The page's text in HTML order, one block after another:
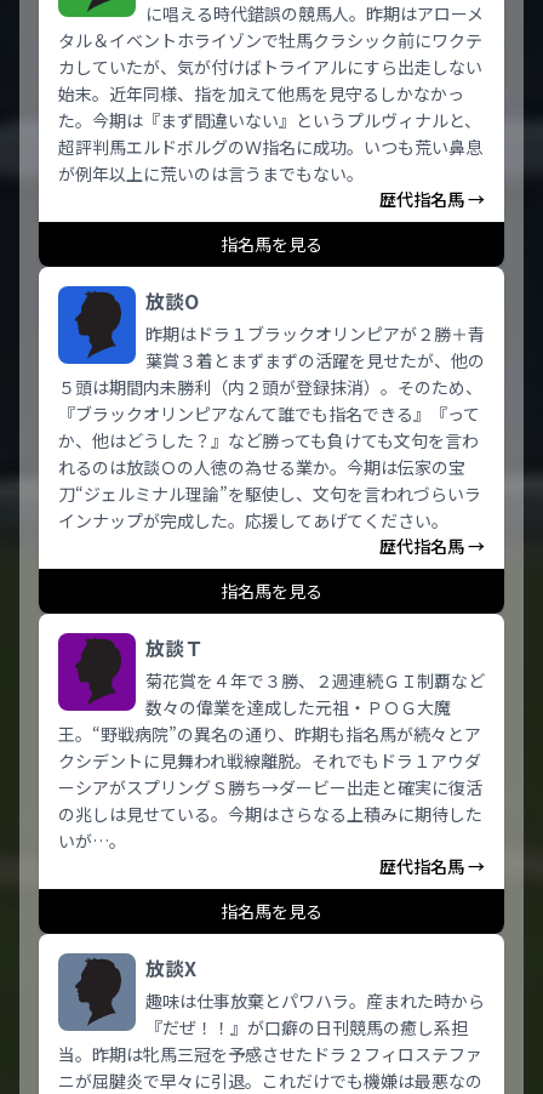
に唱える時代錯誤の競馬人。昨期はアローメ
タル＆イベントホライゾンで牡馬クラシック前にワクテ
カしていたが、気が付けばトライアルにすら出走しない
始末。近年同様、指を加えて他馬を見守るしかなかっ
た。今期は『まず間違いない』というプルヴィナルと、
超評判馬エルドボルグのＷ指名に成功。いつも荒い鼻息
が例年以上に荒いのは言うまでもない。
歴代指名馬 →
指名馬を見る
放談O
昨期はドラ１ブラックオリンピアが２勝＋青
葉賞３着とまずまずの活躍を見せたが、他の
５頭は期間内未勝利（内２頭が登録抹消）。そのため、
『ブラックオリンピアなんて誰でも指名できる』『って
か、他はどうした？』など勝っても負けても文句を言わ
れるのは放談Ｏの人徳の為せる業か。今期は伝家の宝
刀“ジェルミナル理論”を駆使し、文句を言われづらいラ
インナップが完成した。応援してあげてください。
歴代指名馬 →
指名馬を見る
放談Ｔ
菊花賞を４年で３勝、２週連続ＧＩ制覇など
数々の偉業を達成した元祖・ＰＯＧ大魔
王。“野戦病院”の異名の通り、昨期も指名馬が続々とア
クシデントに見舞われ戦線離脱。それでもドラ１アウダ
ーシアがスプリングＳ勝ち→ダービー出走と確実に復活
の兆しは見せている。今期はさらなる上積みに期待した
いが…。
歴代指名馬 →
指名馬を見る
放談X
趣味は仕事放棄とパワハラ。産まれた時から
『だぜ！！』が口癖の日刊競馬の癒し系担
当。昨期は牝馬三冠を予感させたドラ２フィロステファ
ニが屈腱炎で早々に引退。これだけでも機嫌は最悪なの